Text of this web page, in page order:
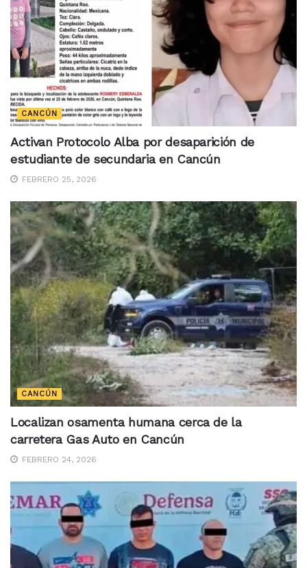
CANCÚN
Activan Protocolo Alba por desaparición de
estudiante de secundaria en Cancún
FEBRERO 25, 2026
CANCÚN
Localizan osamenta humana cerca de la
carretera Gas Auto en Cancún
FEBRERO 24, 2026